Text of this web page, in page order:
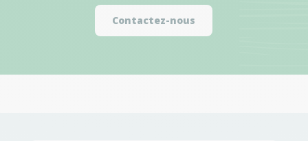
Contactez-nous